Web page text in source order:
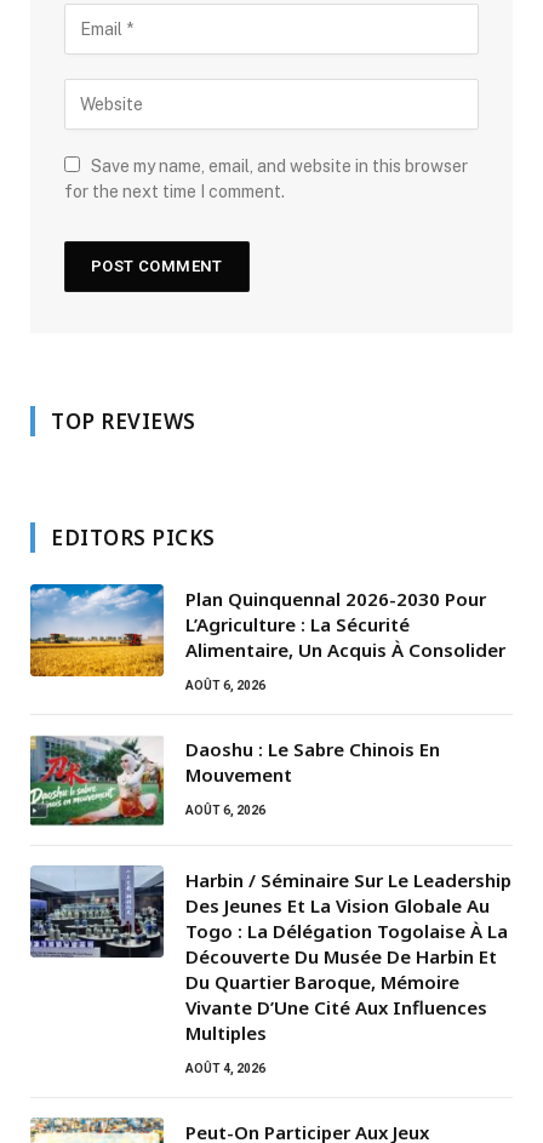
Save my name, email, and website in this browser
for the next time I comment.
TOP REVIEWS
EDITORS PICKS
Plan Quinquennal 2026-2030 Pour
L’Agriculture : La Sécurité
Alimentaire, Un Acquis À Consolider
AOÛT 6, 2026
Daoshu : Le Sabre Chinois En
Mouvement
AOÛT 6, 2026
Harbin / Séminaire Sur Le Leadership
Des Jeunes Et La Vision Globale Au
Togo : La Délégation Togolaise À La
Découverte Du Musée De Harbin Et
Du Quartier Baroque, Mémoire
Vivante D’Une Cité Aux Influences
Multiples
AOÛT 4, 2026
Peut-On Participer Aux Jeux